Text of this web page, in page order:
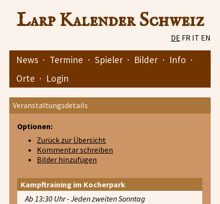
Larp Kalender Schweiz
DE FR IT EN
News · Termine · Spieler · Bilder · Info ·
Orte · Login
Veranstaltungsdetails
Optionen:
Zurück zur Übersicht
Kommentar schreiben
Bilder hinzufügen
Kampftraining im Kocherpark
Ab 13:30 Uhr - Jeden zweiten Sonntag